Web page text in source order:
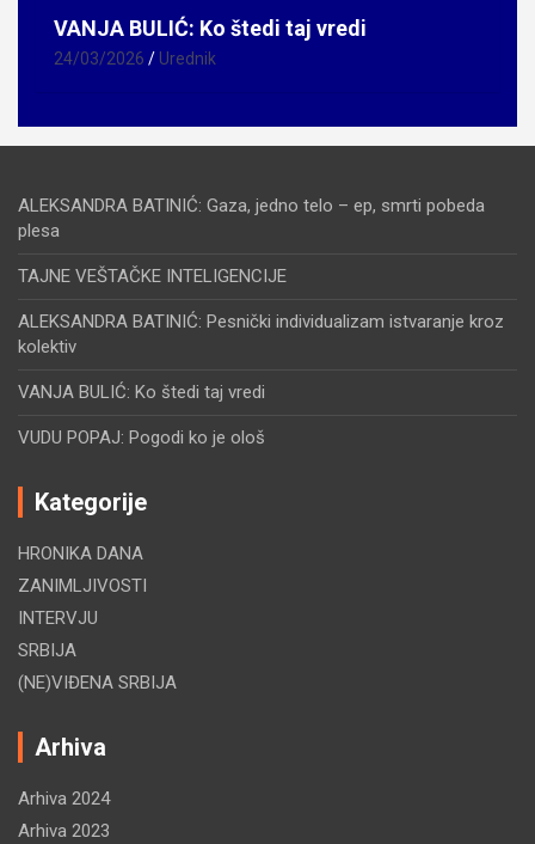
VANJA BULIĆ: Ko štedi taj vredi
24/03/2026 Urednik
ALEKSANDRA BATINIĆ: Gaza, jedno telo – ep, smrti pobeda
plesa
TAJNE VEŠTAČKE INTELIGENCIJE
ALEKSANDRA BATINIĆ: Pesnički individualizam istvaranje kroz
kolektiv
VANJA BULIĆ: Ko štedi taj vredi
VUDU POPAJ: Pogodi ko je ološ
Kategorije
HRONIKA DANA
ZANIMLJIVOSTI
INTERVJU
SRBIJA
(NE)VIĐENA SRBIJA
Arhiva
Arhiva 2024
Arhiva 2023